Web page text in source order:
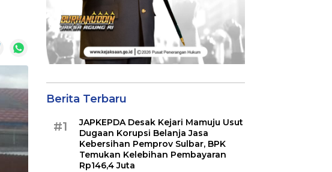
Berita Terbaru
#1
JAPKEPDA Desak Kejari Mamuju Usut
Dugaan Korupsi Belanja Jasa
Kebersihan Pemprov Sulbar, BPK
Temukan Kelebihan Pembayaran
Rp146,4 Juta